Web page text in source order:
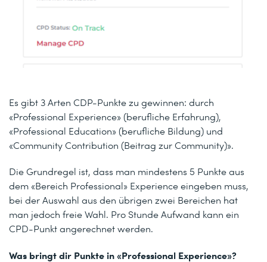
Es gibt 3 Arten CDP-Punkte zu gewinnen: durch
«Professional Experience» (berufliche Erfahrung),
«Professional Education» (berufliche Bildung) und
«Community Contribution (Beitrag zur Community)».
Die Grundregel ist, dass man mindestens 5 Punkte aus
dem «Bereich Professional» Experience eingeben muss,
bei der Auswahl aus den übrigen zwei Bereichen hat
man jedoch freie Wahl. Pro Stunde Aufwand kann ein
CPD-Punkt angerechnet werden.
Was bringt dir Punkte in «Professional Experience»?